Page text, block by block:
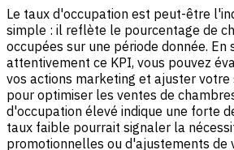
Le taux d'occupation est peut-être
simple : il reflète le pourcentage de
occupées sur une période donnée. En
attentivement ce KPI, vous pouvez
vos actions marketing et ajuster
pour optimiser les ventes de
d'occupation élevé indique une forte
taux faible pourrait signaler la
promotionnelles ou d'ajustements de